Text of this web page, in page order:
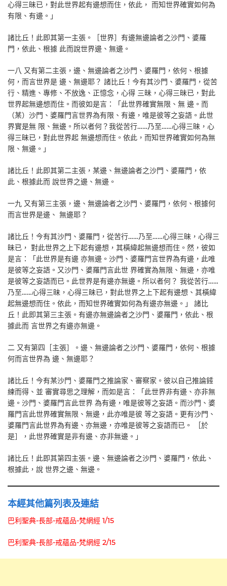
心得三昧已，對此世界起有邊想而住，依此， 而知世界確實如何為
有限、有邊。」
諸比丘！此即其第一主張。［世界］有邊無邊論者之沙門、婆羅
門，依此、根據 此而說世界邊、無邊。
一八 又有第二主張，邊、無邊論者之沙門、婆羅門，依何、根據
何，而言世界是 邊、無邊耶？ 諸比丘！今有其沙門、婆羅門，從苦
行、精進、專修、不放逸、正憶念，心得 三昧，心得三昧已，對此
世界起無邊想而住。而彼如是言：「此世界確實無限、無 邊。而
（某）沙門、婆羅門言世界為有限、有邊，唯是彼等之妄語。此世
界實是無 限、無邊。所以者何？我從苦行……乃至……心得三昧，心
得三昧已，對此世界起 無邊想而住。依此，而知世界確實如何為無
限、無邊。」
諸比丘！此即其第二主張，某邊、無邊論者之沙門、婆羅門，依
此、根據此而 說世界之邊、無邊。
一九 又有第三主張，邊、無邊論者之沙門、婆羅門，依何、根據何
而言世界是邊、 無邊耶？
諸比丘！今有其沙門、婆羅門，從苦行……乃至……心得三昧，心得三
昧已， 對此世界之上下起有邊想，其橫緯起無邊想而住。然，彼如
是言：「此世界是有邊 亦無邊。沙門、婆羅門言世界為有邊，此唯
是彼等之妄語。又沙門、婆羅門言此世 界確實為無限、無邊，亦唯
是彼等之妄語而已。此世界是有邊亦無邊。所以者何？ 我從苦行……
乃至……心得三昧，心得三昧已，對此世界之上下起有邊想、其橫緯
起無邊想而住。依此，而知世界確實如何為有邊亦無邊。」 諸比
丘！此即其第三主張。有邊亦無邊論者之沙門、婆羅門，依此、根
據此而 言世界之有邊亦無邊。
二 又有第四［主張］。邊、無邊論者之沙門、婆羅門，依何、根據
何而言世界為 邊、無邊耶？
諸比丘！今有某沙門、婆羅門之推論家、審察家。彼以自己推論錘
練而得、並 審實尋思之理解，而如是言：「此世界非有邊、亦非無
邊。沙門、婆羅門言此世界 為有邊，唯是彼等之妄語。而沙門、婆
羅門言此世界確實無限、無邊，此亦唯是彼 等之妄語。更有沙門、
婆羅門言此世界為有邊、亦無邊，亦唯是彼等之妄語而已。 ［於
是］，此世界確實是非有邊、亦非無邊。」
諸比丘！此即其第四主張。邊、無邊論者之沙門、婆羅門，依此、
根據此，說 世界之邊、無邊。
本經其他篇列表及連結
巴利聖典-長部-戒蘊品-梵網經 1/15
巴利聖典-長部-戒蘊品-梵網經 2/15